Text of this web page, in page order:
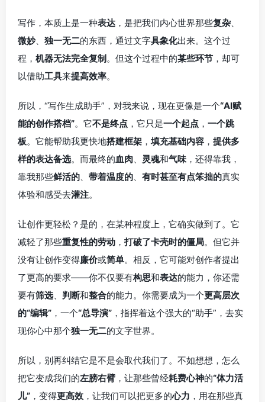
写作，本质上是一种表达 ，是把我们内心世界那些复杂、
微妙、 独一无二的东西，通过文字具象化出来。这个过
程， 机器无法完全复制。但这个过程中的某些环节 ，却可
以借助工具来提高效率。
所以，“写作生成助手”，对我来说，现在更像是一个“AI赋
能的创作搭档”。它不是终点 ，它只是一个起点 ， 一个跳
板。它能帮助我更快地搭建框架 ，填充基础内容 ， 提供多
样的表达备选。而最终的血肉 灵魂和气味 ，还得靠我，
靠我那些鲜活的 带着温度的 有时甚至有点笨拙的真实
体验和感受去灌注。
让创作更轻松？是的，在某种程度上，它确实做到了。它
减轻了那些重复性的劳动 ， 打破了卡壳时的僵局。但它并
没有让创作变得廉价或简单。相反，它可能对创作者提出
了更高的要求——你不仅要有构思和表达的能力，你还需
要有筛选、 判断和整合的能力。你需要成为一个更高层次
的“编辑” ，一个“总导演” ，指挥着这个强大的“助手”，去实
现你心中那个独一无二的文字世界。
所以，别再纠结它是不是会取代我们了。不如想想，怎么
把它变成我们的左膀右臂 ，让那些曾经耗费心神的“体力活
儿” ，变得更高效 ，让我们可以把更多的心力 ，用在那些真